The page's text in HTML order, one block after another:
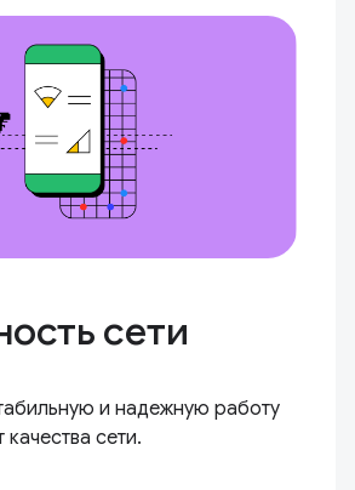
сети
и надежную работу
сети.